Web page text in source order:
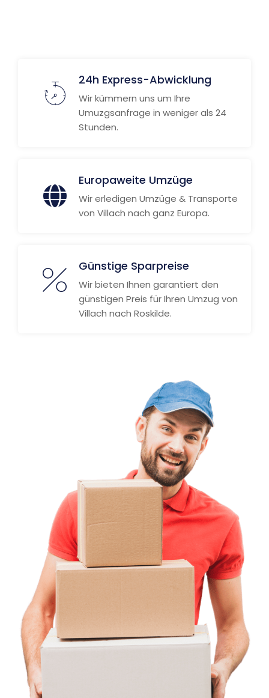
24h Express-Abwicklung
Wir kümmern uns um Ihre
Umuzgsanfrage in weniger als 24
Stunden.
Europaweite Umzüge
Wir erledigen Umzüge & Transporte
von Villach nach ganz Europa.
Günstige Sparpreise
Wir bieten Ihnen garantiert den
günstigen Preis für Ihren Umzug von
Villach nach Roskilde.